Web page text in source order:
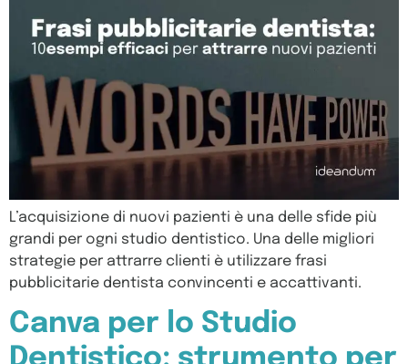
L’acquisizione di nuovi pazienti è una delle sfide più
grandi per ogni studio dentistico. Una delle migliori
strategie per attrarre clienti è utilizzare frasi
pubblicitarie dentista convincenti e accattivanti.
Canva per lo Studio